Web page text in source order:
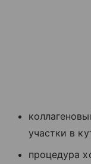
участки в
процедура